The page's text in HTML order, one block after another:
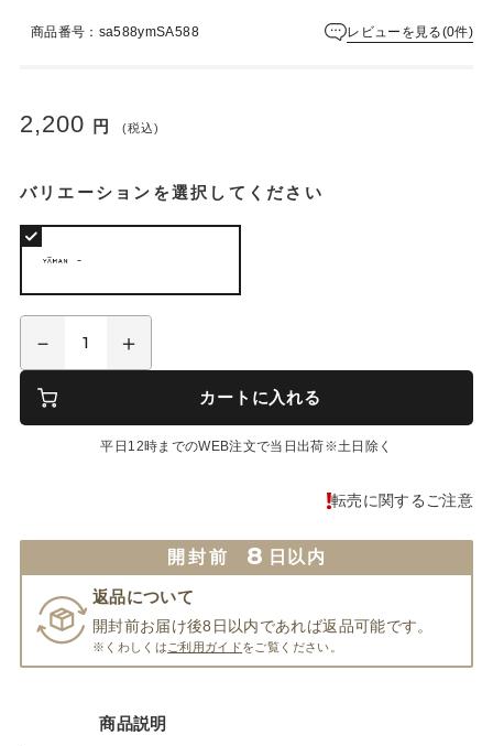
商品番号：sa588ymSA588 レビューを見る(0件)
2,200 円 (税込)
バリエーションを選択してください
-
カートに入れる
平日12時までのWEB注文で当日出荷※土日除く
転売に関するご注意
開封前 8 日以内
返品について
開封前お届け後8日以内であれば返品可能です。
※くわしくは ご利用ガイドをご覧ください。
商品説明